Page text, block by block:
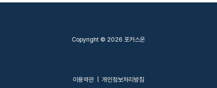
Copyright © 2026 포커스온
이용약관 개인정보처리방침